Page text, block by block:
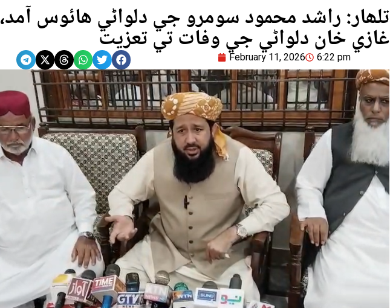
تلھار: راشد محمود سومرو جي دلواڻي هائوس آمد،
غازي خان دلواڻي جي وفات تي تعزيت
February 11, 2026 6:22 pm